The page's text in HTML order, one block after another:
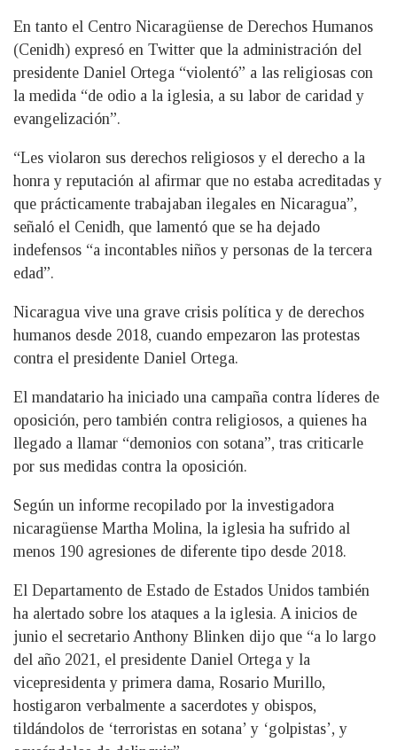
En tanto el Centro Nicaragüense de Derechos Humanos
(Cenidh) expresó en Twitter que la administración del
presidente Daniel Ortega “violentó” a las religiosas con
la medida “de odio a la iglesia, a su labor de caridad y
evangelización”.
“Les violaron sus derechos religiosos y el derecho a la
honra y reputación al afirmar que no estaba acreditadas y
que prácticamente trabajaban ilegales en Nicaragua”,
señaló el Cenidh, que lamentó que se ha dejado
indefensos “a incontables niños y personas de la tercera
edad”.
Nicaragua vive una grave crisis política y de derechos
humanos desde 2018, cuando empezaron las protestas
contra el presidente Daniel Ortega.
El mandatario ha iniciado una campaña contra líderes de
oposición, pero también contra religiosos, a quienes ha
llegado a llamar “demonios con sotana”, tras criticarle
por sus medidas contra la oposición.
Según un informe recopilado por la investigadora
nicaragüense Martha Molina, la iglesia ha sufrido al
menos 190 agresiones de diferente tipo desde 2018.
El Departamento de Estado de Estados Unidos también
ha alertado sobre los ataques a la iglesia. A inicios de
junio el secretario Anthony Blinken dijo que “a lo largo
del año 2021, el presidente Daniel Ortega y la
vicepresidenta y primera dama, Rosario Murillo,
hostigaron verbalmente a sacerdotes y obispos,
tildándolos de ‘terroristas en sotana’ y ‘golpistas’, y